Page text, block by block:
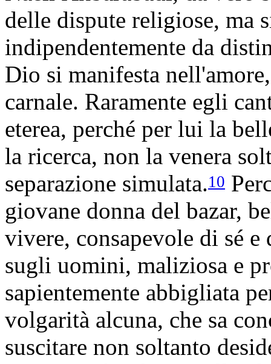
delle dispute religiose, ma
indipendentemente da
Dio si manifesta
carnale. Raramente egli
eterea, perché per lui la
la ricerca, non la venera
separazione simulata.10
giovane donna del bazar,
vivere, consapevole di sé e
sugli uomini, maliziosa e
sapientemente abbigliata
volgarità alcuna, che sa
suscitare non soltanto